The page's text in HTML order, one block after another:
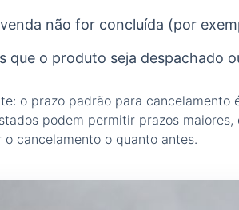
venda não for concluída (por
que o produto seja despachado
o prazo padrão para cancelamento
podem permitir prazos
o cancelamento o quanto antes.